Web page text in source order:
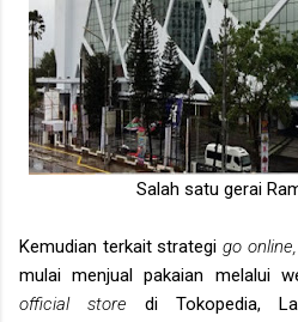
Salah satu gerai
Kemudian terkait strategi go
mulai menjual pakaian melalui
official store di Tokopedia,